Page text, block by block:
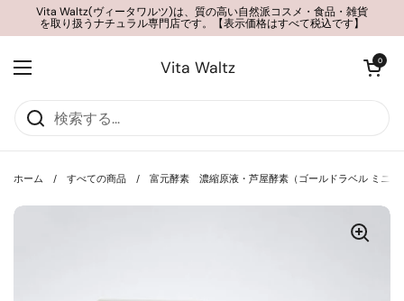
コンテンツへスキップ
Vita Waltz(ヴィータワルツ)は、質の高い自然派コスメ・食品・雑貨
を取り扱うナチュラル専門店です。【表示価格はすべて税込です】
Vita Waltz
メニューを開く
カートを開く
0
ホーム / すべての商品 / 富元酵素 濃縮原液・芦屋酵素（ゴールドラベル ミニサ